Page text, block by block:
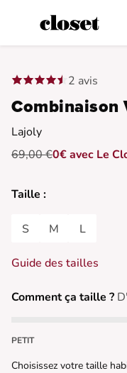
2 avis
Combinaison
Lajoly
69,00 €0€ avec Le
Taille :
S M L
Guide des tailles
Comment ça taille ?
PETIT
Choisissez votre taille